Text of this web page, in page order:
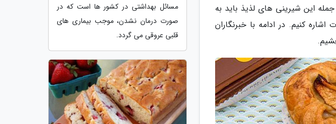
این شیرینی های لذیذ باید به
کنیم. در ادامه با خبرنگاران
مسائل بهداشتی در کشور ها است که در
صورت درمان نشدن، موجب بیماری های
قلبی عروقی می گردد.